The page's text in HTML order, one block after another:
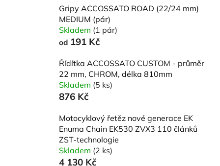
Gripy ACCOSSATO ROAD (22/24 mm)
MEDIUM (pár)
Skladem (1 pár)
od 191 Kč
Řídítka ACCOSSATO CUSTOM - průměr
22 mm, CHROM, délka 810mm
Skladem (5 ks)
876 Kč
Motocyklový řetěz nové generace EK
Enuma Chain EK530 ZVX3 110 článků
ZST-technologie
Skladem (2 ks)
4 130 Kč